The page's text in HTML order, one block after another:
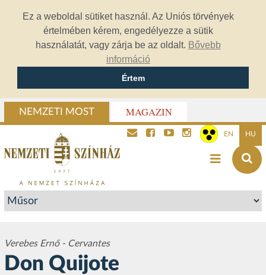
Ez a weboldal sütiket használ. Az Uniós törvények
értelmében kérem, engedélyezze a sütik
használatát, vagy zárja be az oldalt. Bővebb
információ
Értem
NEMZETI MOST MAGAZIN
EN HU
Verebes Ernő - Cervantes
Don Quijote